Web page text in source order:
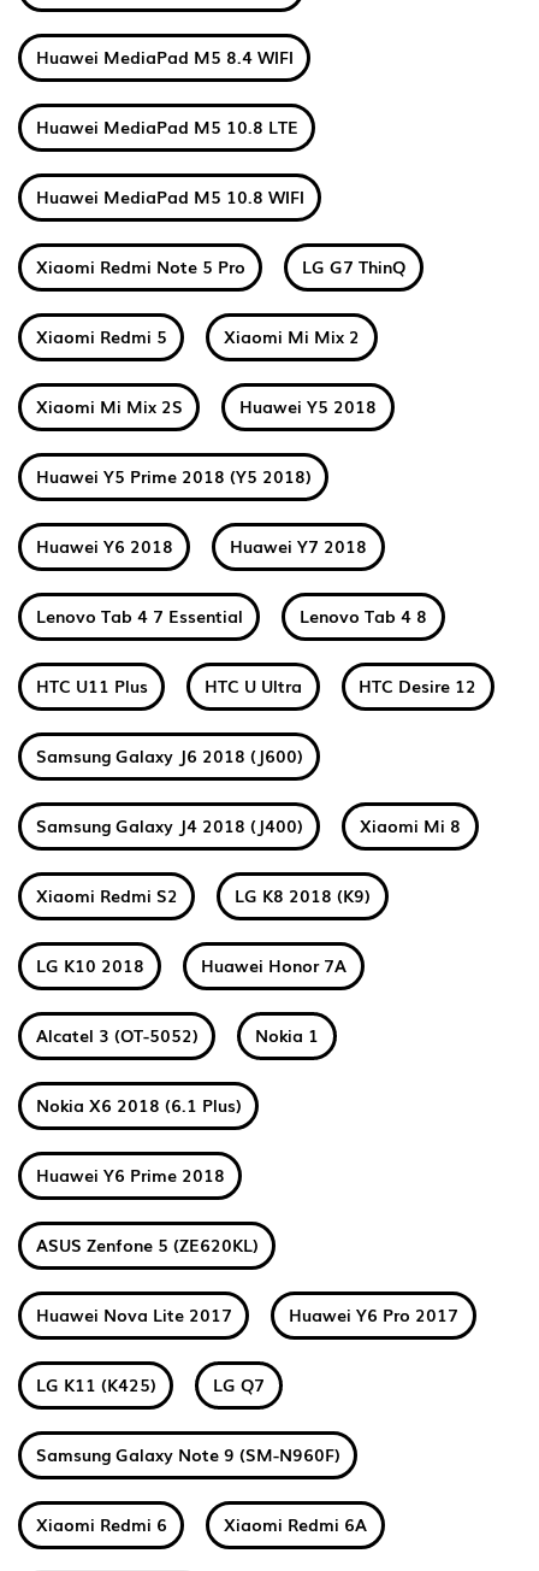
Huawei MediaPad M5 8.4 WIFI
Huawei MediaPad M5 10.8 LTE
Huawei MediaPad M5 10.8 WIFI
Xiaomi Redmi Note 5 Pro LG G7 ThinQ
Xiaomi Redmi 5 Xiaomi Mi Mix 2
Xiaomi Mi Mix 2S Huawei Y5 2018
Huawei Y5 Prime 2018 (Y5 2018)
Huawei Y6 2018 Huawei Y7 2018
Lenovo Tab 4 7 Essential Lenovo Tab 4 8
HTC U11 Plus HTC U Ultra HTC Desire 12
Samsung Galaxy J6 2018 (J600)
Samsung Galaxy J4 2018 (J400) Xiaomi Mi 8
Xiaomi Redmi S2 LG K8 2018 (K9)
LG K10 2018 Huawei Honor 7A
Alcatel 3 (OT-5052) Nokia 1
Nokia X6 2018 (6.1 Plus)
Huawei Y6 Prime 2018
ASUS Zenfone 5 (ZE620KL)
Huawei Nova Lite 2017 Huawei Y6 Pro 2017
LG K11 (K425) LG Q7
Samsung Galaxy Note 9 (SM-N960F)
Xiaomi Redmi 6 Xiaomi Redmi 6A